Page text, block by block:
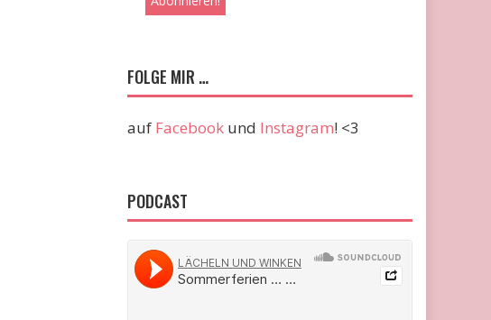
FOLGE MIR …
auf Facebook und Instagram! <3
PODCAST